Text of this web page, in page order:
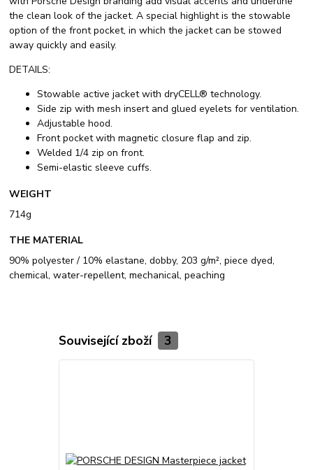
the clean look of the jacket. A special highlight is the stowable
option of the front pocket, in which the jacket can be stowed
away quickly and easily.
DETAILS:
Stowable active jacket with dryCELL® technology.
Side zip with mesh insert and glued eyelets for ventilation.
Adjustable hood.
Front pocket with magnetic closure flap and zip.
Welded 1/4 zip on front.
Semi-elastic sleeve cuffs.
WEIGHT
714g
THE MATERIAL
90% polyester / 10% elastane, dobby, 203 g/m², piece dyed,
chemical, water-repellent, mechanical, peaching
Související zboží 3